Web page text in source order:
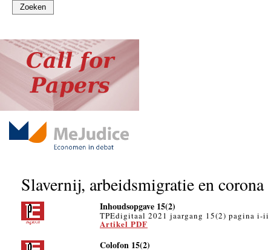
Slavernij, arbeidsmigratie en corona
Inhoudsopgave 15(2)
TPEdigitaal 2021 jaargang 15(2) pagina i-ii
Artikel PDF
Colofon 15(2)